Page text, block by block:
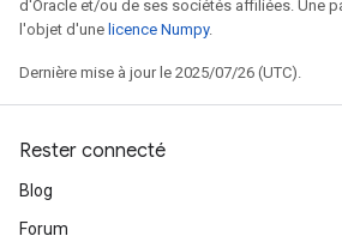
d'Oracle et/ou de ses sociétés affiliées. Une
l'objet d'une licence Numpy.
Dernière mise à jour le 2025/07/26 (UTC).
Rester connecté
Blog
Forum